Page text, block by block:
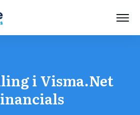
i Visma.Net